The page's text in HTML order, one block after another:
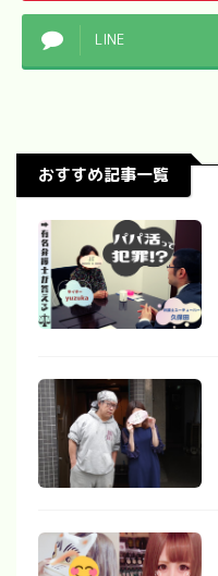
LINE
おすすめ記事一覧